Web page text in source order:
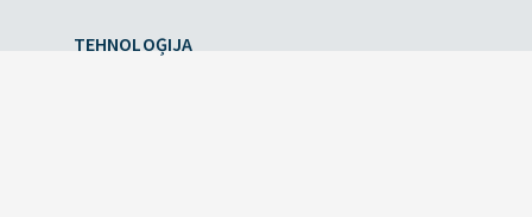
TEHNOLOĢIJA